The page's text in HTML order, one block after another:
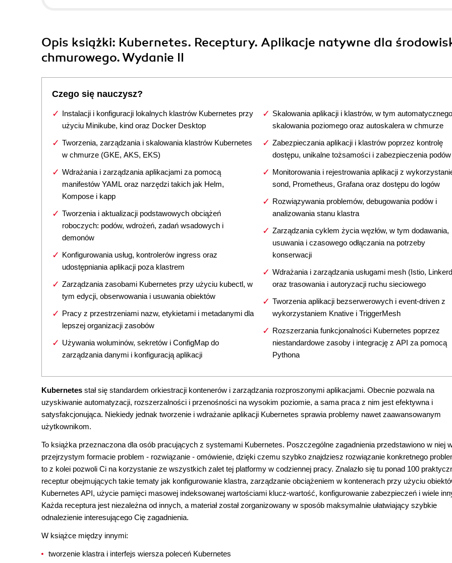
Opis książki: Kubernetes. Receptury. Aplikacje natywne dla
chmurowego. Wydanie II
Czego się nauczysz?
Instalacji i konfiguracji lokalnych klastrów Kubernetes przy
użyciu Minikube, kind oraz Docker Desktop
Tworzenia, zarządzania i skalowania klastrów Kubernetes
w chmurze (GKE, AKS, EKS)
Wdrażania i zarządzania aplikacjami za pomocą
manifestów YAML oraz narzędzi takich jak Helm,
Kompose i kapp
Tworzenia i aktualizacji podstawowych obciążeń
roboczych: podów, wdrożeń, zadań wsadowych i
demonów
Konfigurowania usług, kontrolerów ingress oraz
udostępniania aplikacji poza klastrem
Zarządzania zasobami Kubernetes przy użyciu kubectl, w
tym edycji, obserwowania i usuwania obiektów
Pracy z przestrzeniami nazw, etykietami i metadanymi dla
lepszej organizacji zasobów
Używania woluminów, sekretów i ConfigMap do
zarządzania danymi i konfiguracją aplikacji
Skalowania aplikacji i klastrów, w tym automatycznego
skalowania poziomego oraz autoskalera w chmurze
Zabezpieczania aplikacji i klastrów poprzez kontrolę
dostępu, unikalne tożsamości i zabezpieczenia podów
Monitorowania i rejestrowania aplikacji z
sond, Prometheus, Grafana oraz dostępu do logów
Rozwiązywania problemów, debugowania podów i
analizowania stanu klastra
Zarządzania cyklem życia węzłów, w tym dodawania,
usuwania i czasowego odłączania na potrzeby
konserwacji
Wdrażania i zarządzania usługami mesh (Istio,
oraz trasowania i autoryzacji ruchu sieciowego
Tworzenia aplikacji bezserwerowych i event-driven z
wykorzystaniem Knative i TriggerMesh
Rozszerzania funkcjonalności Kubernetes poprzez
niestandardowe zasoby i integrację z API za pomocą
Pythona
Kubernetes stał się standardem orkiestracji kontenerów i zarządzania rozproszonymi aplikacjami. Obecnie pozwala na
uzyskiwanie automatyzacji, rozszerzalności i przenośności na wysokim poziomie, a sama praca z nim jest efektywna i
satysfakcjonująca. Niekiedy jednak tworzenie i wdrażanie aplikacji Kubernetes sprawia problemy nawet zaawansowanym
użytkownikom.
To książka przeznaczona dla osób pracujących z systemami Kubernetes. Poszczególne zagadnienia przedstawiono w niej
przejrzystym formacie problem - rozwiązanie - omówienie, dzięki czemu szybko znajdziesz rozwiązanie konkretnego
to z kolei pozwoli Ci na korzystanie ze wszystkich zalet tej platformy w codziennej pracy. Znalazło się tu ponad 100
receptur obejmujących takie tematy jak konfigurowanie klastra, zarządzanie obciążeniem w kontenerach przy użyciu
Kubernetes API, użycie pamięci masowej indeksowanej wartościami klucz-wartość, konfigurowanie zabezpieczeń i wiele
Każda receptura jest niezależna od innych, a materiał został zorganizowany w sposób maksymalnie ułatwiający szybkie
odnalezienie interesującego Cię zagadnienia.
W książce między innymi:
tworzenie klastra i interfejs wiersza poleceń Kubernetes